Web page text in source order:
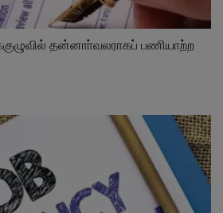
தன்னாா்வலராகப் பணியாற்ற